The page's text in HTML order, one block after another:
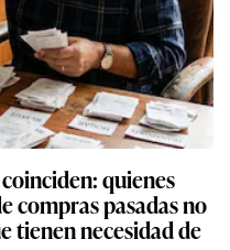
quienes
compras pasadas no
tienen necesidad de